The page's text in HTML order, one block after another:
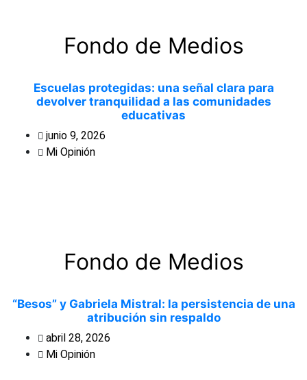
Fondo de Medios
Escuelas protegidas: una señal clara para
devolver tranquilidad a las comunidades
educativas
junio 9, 2026
Mi Opinión
Fondo de Medios
“Besos” y Gabriela Mistral: la persistencia de una
atribución sin respaldo
abril 28, 2026
Mi Opinión